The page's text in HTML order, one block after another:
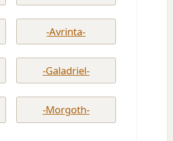
-Avrinta-
-Galadriel-
-Morgoth-